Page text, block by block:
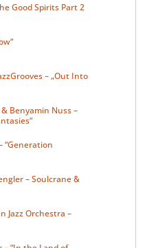
Good Spirits Part 2
– „Out Into
Benyamin Nuss –
“Generation
– Soulcrane &
Jazz Orchestra –